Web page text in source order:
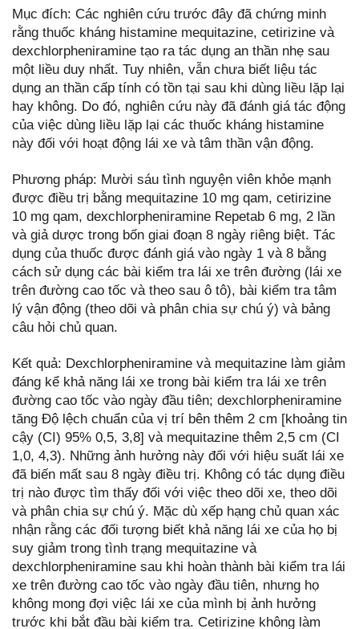
Mục đích: Các nghiên cứu trước đây đã chứng minh
rằng thuốc kháng histamine mequitazine, cetirizine và
dexchlorpheniramine tạo ra tác dụng an thần nhẹ sau
một liều duy nhất. Tuy nhiên, vẫn chưa biết liệu tác
dụng an thần cấp tính có tồn tại sau khi dùng liều lặp lại
hay không. Do đó, nghiên cứu này đã đánh giá tác động
của việc dùng liều lặp lại các thuốc kháng histamine
này đối với hoạt động lái xe và tâm thần vận động.
Phương pháp: Mười sáu tình nguyện viên khỏe mạnh
được điều trị bằng mequitazine 10 mg qam, cetirizine
10 mg qam, dexchlorpheniramine Repetab 6 mg, 2 lần
và giả dược trong bốn giai đoạn 8 ngày riêng biệt. Tác
dụng của thuốc được đánh giá vào ngày 1 và 8 bằng
cách sử dụng các bài kiểm tra lái xe trên đường (lái xe
trên đường cao tốc và theo sau ô tô), bài kiểm tra tâm
lý vận động (theo dõi và phân chia sự chú ý) và bảng
câu hỏi chủ quan.
Kết quả: Dexchlorpheniramine và mequitazine làm giảm
đáng kể khả năng lái xe trong bài kiểm tra lái xe trên
đường cao tốc vào ngày đầu tiên; dexchlorpheniramine
tăng Độ lệch chuẩn của vị trí bên thêm 2 cm [khoảng tin
cậy (CI) 95% 0,5, 3,8] và mequitazine thêm 2,5 cm (CI
1,0, 4,3). Những ảnh hưởng này đối với hiệu suất lái xe
đã biến mất sau 8 ngày điều trị. Không có tác dụng điều
trị nào được tìm thấy đối với việc theo dõi xe, theo dõi
và phân chia sự chú ý. Mặc dù xếp hạng chủ quan xác
nhận rằng các đối tượng biết khả năng lái xe của họ bị
suy giảm trong tình trạng mequitazine và
dexchlorpheniramine sau khi hoàn thành bài kiểm tra lái
xe trên đường cao tốc vào ngày đầu tiên, nhưng họ
không mong đợi việc lái xe của mình bị ảnh hưởng
trước khi bắt đầu bài kiểm tra. Cetirizine không làm